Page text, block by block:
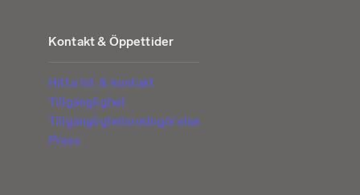
Kontakt & Öppettider
Hitta hit & kontakt
Tillgänglighet
Tillgänglighetsredogörelse
Press